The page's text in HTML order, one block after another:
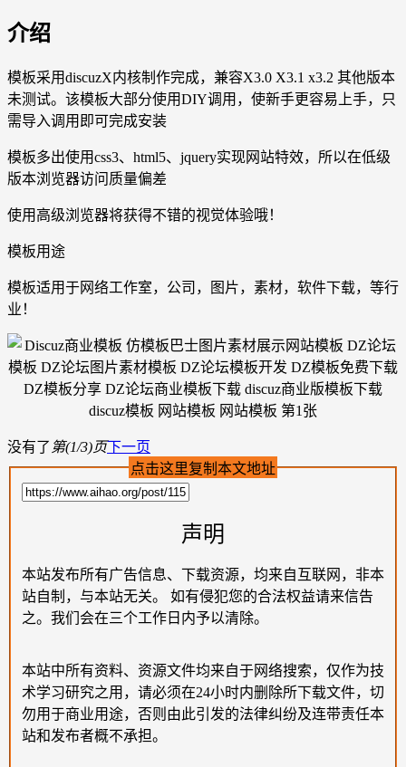
介绍
模板采用discuzX内核制作完成，兼容X3.0 X3.1 x3.2 其他版本
未测试。该模板大部分使用DIY调用，使新手更容易上手，只
需导入调用即可完成安装
模板多出使用css3、html5、jquery实现网站特效，所以在低级
版本浏览器访问质量偏差
使用高级浏览器将获得不错的视觉体验哦！
模板用途
模板适用于网络工作室，公司，图片，素材，软件下载，等行
业！
没有了 第(1/3)页下一页
点击这里复制本文地址
声明
本站发布所有广告信息、下载资源，均来自互联网，非本
站自制，与本站无关。 如有侵犯您的合法权益请来信告
之。我们会在三个工作日内予以清除。
本站中所有资料、资源文件均来自于网络搜索，仅作为技
术学习研究之用，请必须在24小时内删除所下载文件，切
勿用于商业用途，否则由此引发的法律纠纷及连带责任本
站和发布者概不承担。